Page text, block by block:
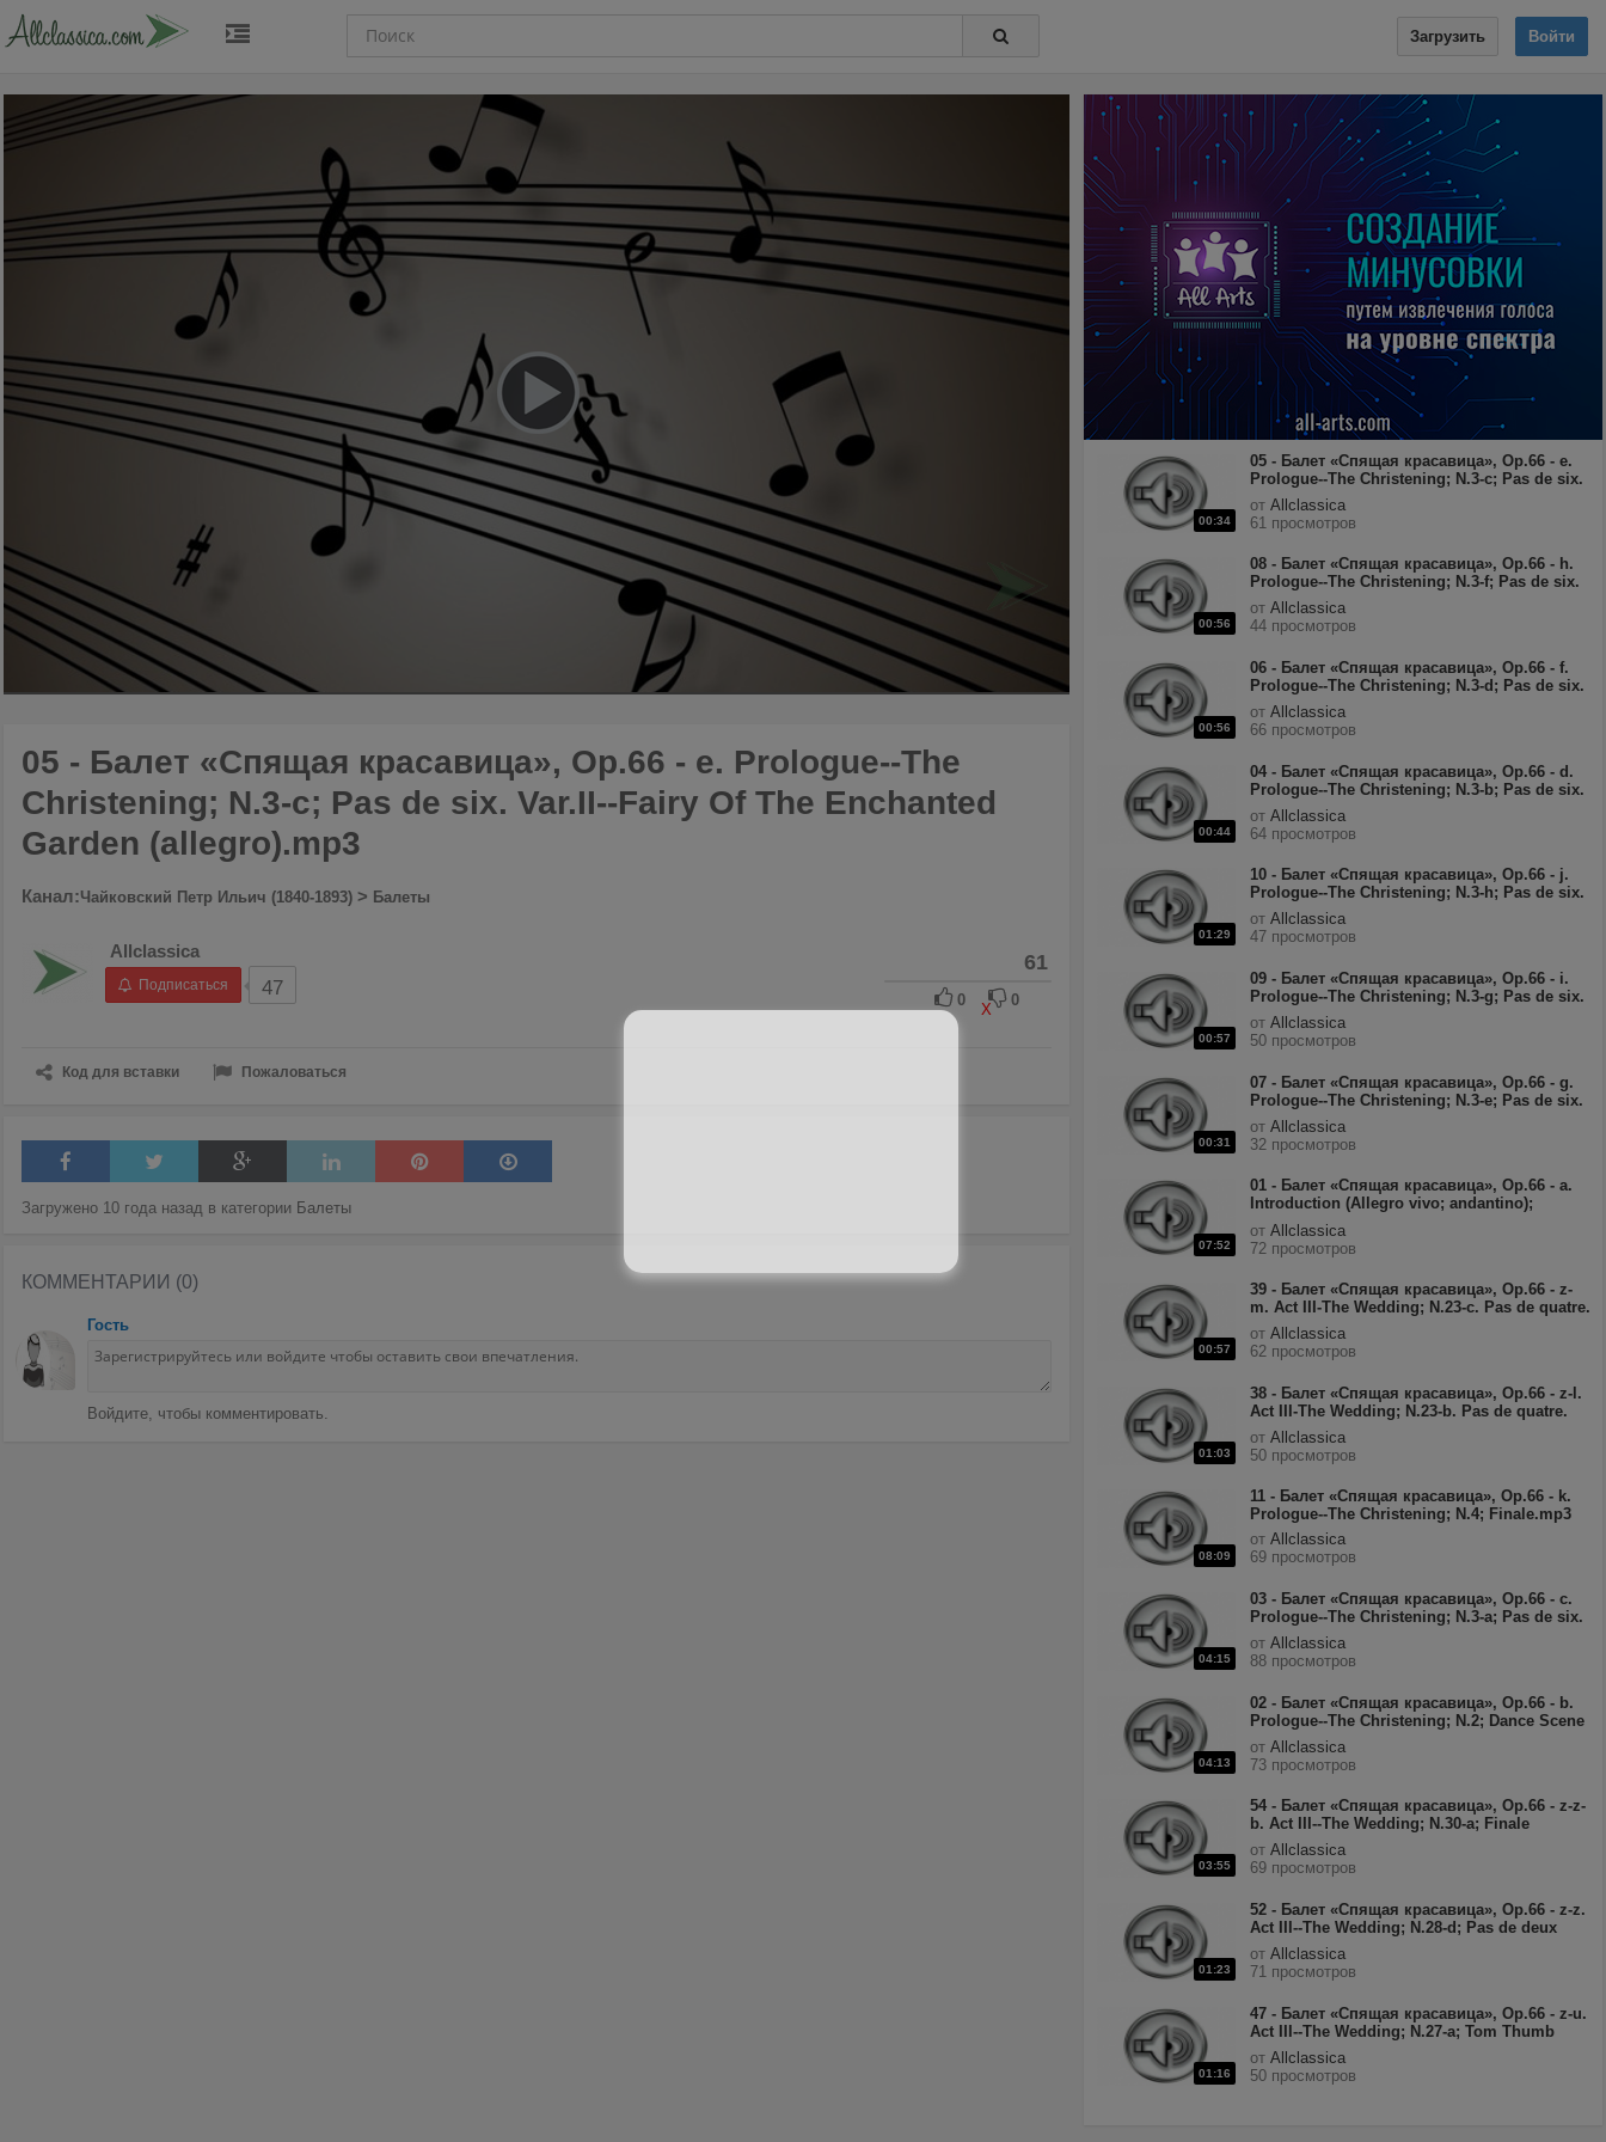
Загрузить Войти
00:34
05 - Балет «Спящая красавица», Op.66 - e.
Prologue--The Christening; N.3-c; Pas de six.
Var.II--Fairy Of The Enchanted Garden
(allegro).mp3
отAllclassica
61 просмотров
00:56
08 - Балет «Спящая красавица», Op.66 - h.
Prologue--The Christening; N.3-f; Pas de six.
Var.V--Fairy Of The Golden Vine (allegro
molto vivace).mp3
отAllclassica
44 просмотров
00:56
06 - Балет «Спящая красавица», Op.66 - f.
Prologue--The Christening; N.3-d; Pas de six.
Var.III--Fairy Of The Woodland Glades (allegro
moderato).mp3
отAllclassica
66 просмотров
00:44
04 - Балет «Спящая красавица», Op.66 - d.
Prologue--The Christening; N.3-b; Pas de six.
Var.I--Fairy Of The Crystal Fountain (allegro
moderato).mp3
отAllclassica
64 просмотров
01:29
10 - Балет «Спящая красавица», Op.66 - j.
Prologue--The Christening; N.3-h; Pas de six.
Coda (Allegro giusto).mp3
отAllclassica
47 просмотров
00:57
09 - Балет «Спящая красавица», Op.66 - i.
Prologue--The Christening; N.3-g; Pas de six.
Var.VI--Lilac Fairy (Tempo di valse).mp3
отAllclassica
50 просмотров
00:31
07 - Балет «Спящая красавица», Op.66 - g.
Prologue--The Christening; N.3-e; Pas de six.
Var.IV--Fairy Of The Songbirds
(moderato).mp3
отAllclassica
32 просмотров
07:52
01 - Балет «Спящая красавица», Op.66 - a.
Introduction (Allegro vivo; andantino);
Prologue--The Christening. N.1; March
(moderato).mp3
отAllclassica
72 просмотров
00:57
39 - Балет «Спящая красавица», Op.66 - z-
m. Act III-The Wedding; N.23-c. Pas de quatre.
Var.II--The Silver Fairy (Allegro giusto).mp3
отAllclassica
62 просмотров
01:03
38 - Балет «Спящая красавица», Op.66 - z-l.
Act III-The Wedding; N.23-b. Pas de quatre.
Var.I--The Golden Fairy (Allegro. Tempo di
Valse).mp3
отAllclassica
50 просмотров
08:09
11 - Балет «Спящая красавица», Op.66 - k.
Prologue--The Christening; N.4; Finale.mp3
отAllclassica
69 просмотров
04:15
03 - Балет «Спящая красавица», Op.66 - c.
Prologue--The Christening; N.3-a; Pas de six.
Introduction; adagio.mp3
отAllclassica
88 просмотров
04:13
02 - Балет «Спящая красавица», Op.66 - b.
Prologue--The Christening; N.2; Dance Scene
(moderato con moto).mp3
отAllclassica
73 просмотров
03:55
54 - Балет «Спящая красавица», Op.66 - z-z-
b. Act III--The Wedding; N.30-a; Finale
(Allegro brillante. Tempo di Mazurka).mp3
отAllclassica
69 просмотров
01:23
52 - Балет «Спящая красавица», Op.66 - z-z.
Act III--The Wedding; N.28-d; Pas de deux
(Aurora & Florimund). Coda (Allegro
vivace).mp3
отAllclassica
71 просмотров
01:16
47 - Балет «Спящая красавица», Op.66 - z-u.
Act III--The Wedding; N.27-a; Tom Thumb
(Allegro agitato; tempo di Valse; vivace
assai).mp3
отAllclassica
50 просмотров
05 - Балет «Спящая красавица», Op.66 - e. Prologue--The
Christening; N.3-c; Pas de six. Var.II--Fairy Of The Enchanted
Garden (allegro).mp3
Канал:Чайковский Петр Ильич (1840-1893) > Балеты
Allclassica
Подписаться 47
61
0 0
Код для вставки Пожаловаться
Загружено 10 года назад в категории Балеты
КОММЕНТАРИИ (0)
Гость
Войдите, чтобы комментировать.
X